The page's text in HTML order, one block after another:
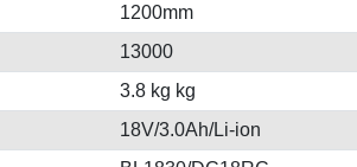
1200mm
13000
3.8 kg kg
18V/3.0Ah/Li-ion